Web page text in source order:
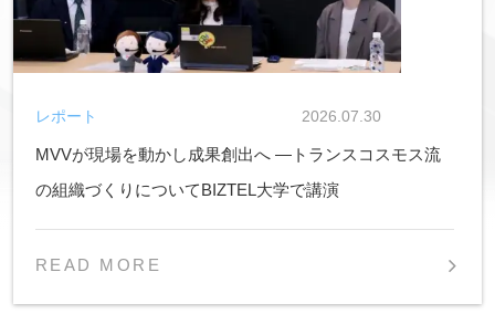
MVVが現場を動かし成果創出へ ―トランスコスモス流
の組織づくりについてBIZTEL大学で講演
2026.07.30
レポート
READ MORE